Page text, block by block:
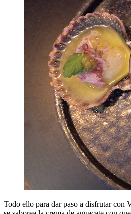
Todo ello para dar paso a disfrutar con